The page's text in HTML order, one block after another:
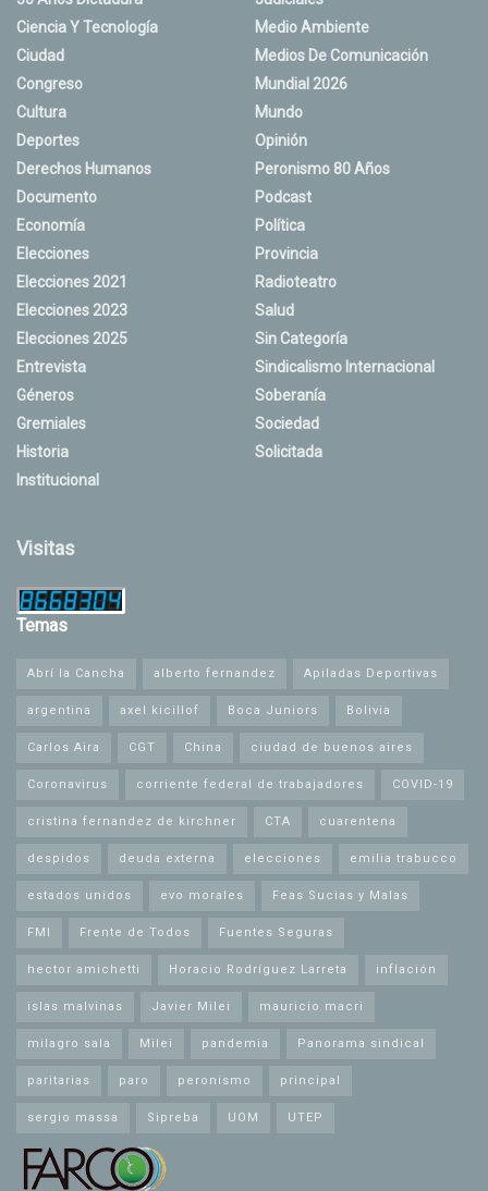
Ciencia Y Tecnología
Ciudad
Congreso
Cultura
Deportes
Derechos Humanos
Documento
Economía
Elecciones
Elecciones 2021
Elecciones 2023
Elecciones 2025
Entrevista
Géneros
Gremiales
Historia
Institucional
Medio Ambiente
Medios De Comunicación
Mundial 2026
Mundo
Opinión
Peronismo 80 Años
Podcast
Política
Provincia
Radioteatro
Salud
Sin Categoría
Sindicalismo Internacional
Soberanía
Sociedad
Solicitada
Visitas
Temas
Abrí la Cancha alberto fernandez Apiladas Deportivas
argentina axel kicillof Boca Juniors Bolivia
Carlos Aira CGT China ciudad de buenos aires
Coronavirus corriente federal de trabajadores COVID-19
cristina fernandez de kirchner CTA cuarentena
despidos deuda externa elecciones emilia trabucco
estados unidos evo morales Feas Sucias y Malas
FMI Frente de Todos Fuentes Seguras
hector amichetti Horacio Rodríguez Larreta inflación
islas malvinas Javier Milei mauricio macri
milagro sala Milei pandemia Panorama sindical
paritarias paro peronismo principal
sergio massa Sipreba UOM UTEP